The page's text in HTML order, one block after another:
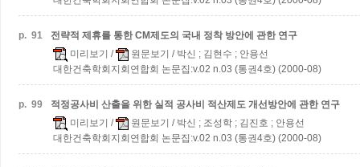
p. 91
전략적 제휴를 통한 CM제도의 국내 정착 방안에 관한 연구
미리보기 / 원문보기 / 박신 ; 김현수 ; 안용선
대한건축학회지회연합회 논문집:v.02 n.03 (통권4호) (2000-08)
p. 99
적정공사비 산출을 위한 실적 공사비 적산제도 개선방안에 관한 연구
미리보기 / 원문보기 / 박신 ; 조성학 ; 김진호 ; 안용선
대한건축학회지회연합회 논문집:v.02 n.03 (통권4호) (2000-08)